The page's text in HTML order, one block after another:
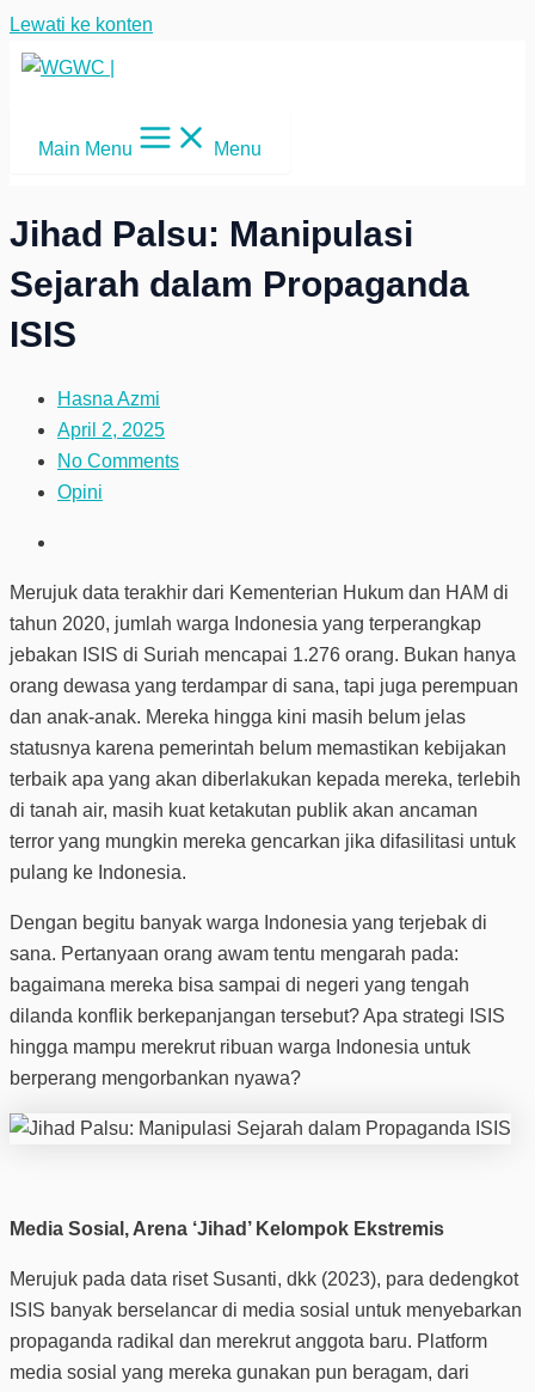
Lewati ke konten
Main Menu Menu
Jihad Palsu: Manipulasi
Sejarah dalam Propaganda
ISIS
Hasna Azmi
April 2, 2025
No Comments
Opini
Merujuk data terakhir dari Kementerian Hukum dan HAM di
tahun 2020, jumlah warga Indonesia yang terperangkap
jebakan ISIS di Suriah mencapai 1.276 orang. Bukan hanya
orang dewasa yang terdampar di sana, tapi juga perempuan
dan anak-anak. Mereka hingga kini masih belum jelas
statusnya karena pemerintah belum memastikan kebijakan
terbaik apa yang akan diberlakukan kepada mereka, terlebih
di tanah air, masih kuat ketakutan publik akan ancaman
terror yang mungkin mereka gencarkan jika difasilitasi untuk
pulang ke Indonesia.
Dengan begitu banyak warga Indonesia yang terjebak di
sana. Pertanyaan orang awam tentu mengarah pada:
bagaimana mereka bisa sampai di negeri yang tengah
dilanda konflik berkepanjangan tersebut? Apa strategi ISIS
hingga mampu merekrut ribuan warga Indonesia untuk
berperang mengorbankan nyawa?
Media Sosial, Arena ‘Jihad’ Kelompok Ekstremis
Merujuk pada data riset Susanti, dkk (2023), para dedengkot
ISIS banyak berselancar di media sosial untuk menyebarkan
propaganda radikal dan merekrut anggota baru. Platform
media sosial yang mereka gunakan pun beragam, dari